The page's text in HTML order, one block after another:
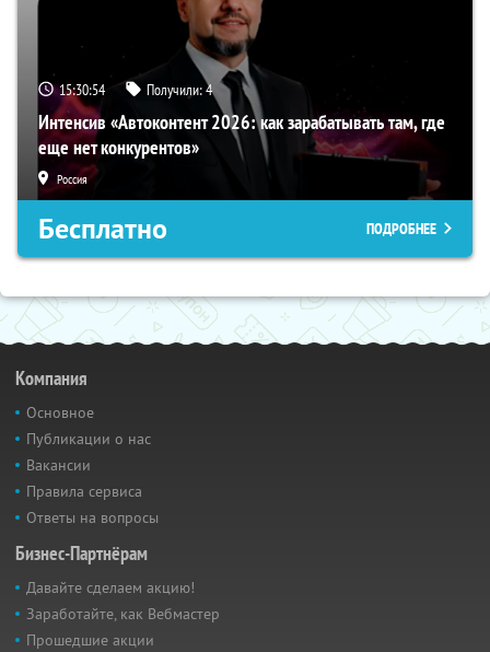
15:30:53 Получили:4
Интенсив «Автоконтент 2026: как зарабатывать там, где
еще нет конкурентов»
Россия
Бесплатно ПОДРОБНЕЕ
Компания
Основное
Публикации о нас
Вакансии
Правила сервиса
Ответы на вопросы
Бизнес-Партнёрам
Давайте сделаем акцию!
Заработайте, как Вебмастер
Прошедшие акции